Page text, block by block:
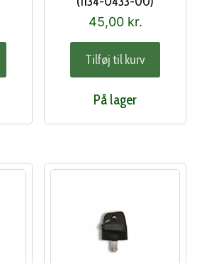
45,00 kr.
Tilføj til kurv
På lager